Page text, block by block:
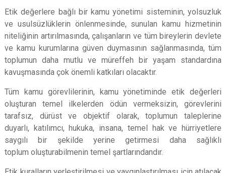
Etik değerlere bağlı bir kamu yönetimi sisteminin, yolsuzluk
ve usulsüzlüklerin önlenmesinde, sunulan kamu hizmetinin
niteliğinin artırılmasında, çalışanların ve tüm bireylerin devlete
ve kamu kurumlarına güven duymasının sağlanmasında, tüm
toplumun daha mutlu ve müreffeh bir yaşam standardına
kavuşmasında çok önemli katkıları olacaktır.
Tüm kamu görevlilerinin, kamu yönetiminde etik değerleri
oluşturan temel ilkelerden ödün vermeksizin, görevlerini
tarafsız, dürüst ve objektif olarak, toplumun taleplerine
duyarlı, katılımcı, hukuka, insana, temel hak ve hürriyetlere
saygılı bir şekilde yerine getirmesi daha sağlıklı
toplum oluşturabilmenin temel şartlarındandır.